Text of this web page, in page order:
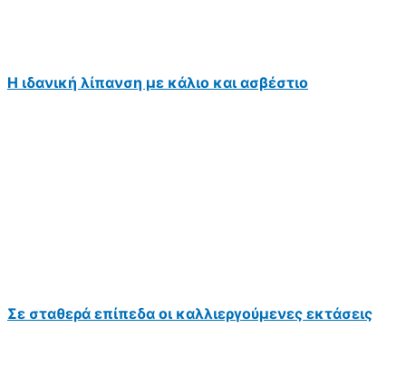
Η ιδανική λίπανση με κάλιο και ασβέστιο
Σε σταθερά επίπεδα οι καλλιεργούμενες εκτάσεις